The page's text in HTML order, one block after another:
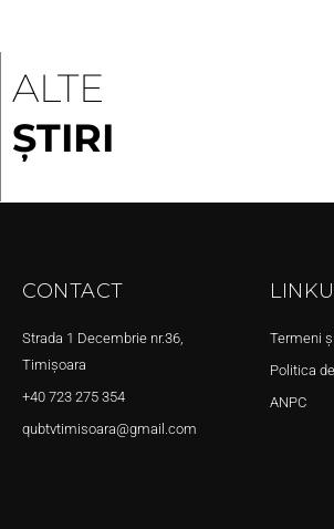
ALTE
ȘTIRI
CONTACT
Strada 1 Decembrie nr.36,
Timișoara
+40 723 275 354
qubtvtimisoara@gmail.com
Termeni
Politica
ANPC